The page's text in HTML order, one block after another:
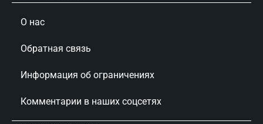
О нас
Обратная связь
Информация об ограничениях
Комментарии в наших соцсетях